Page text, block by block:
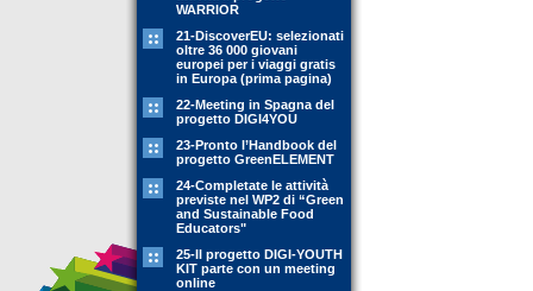
WARRIOR
21-DiscoverEU: selezionati
oltre 36 000 giovani
europei per i viaggi gratis
in Europa (prima pagina)
22-Meeting in Spagna del
progetto DIGI4YOU
23-Pronto l’Handbook del
progetto GreenELEMENT
24-Completate le attività
previste nel WP2 di “Green
and Sustainable Food
Educators"
25-Il progetto DIGI-YOUTH
KIT parte con un meeting
online